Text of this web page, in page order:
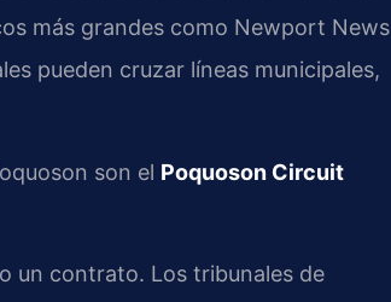
más grandes como Newport News
pueden cruzar líneas municipales,
son el Poquoson Circuit
un contrato. Los tribunales de